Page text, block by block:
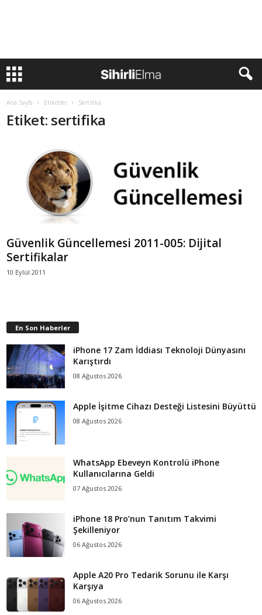
Ana Sayfa Etiketler Sertifika
Etiket: sertifika
Güvenlik Güncellemesi 2011-005: Dijital
Sertifikalar
10 Eylül 2011
En Son Haberler
iPhone 17 Zam İddiası Teknoloji Dünyasını
Karıştırdı
08 Ağustos 2026
Apple İşitme Cihazı Desteği Listesini Büyüttü
08 Ağustos 2026
WhatsApp Ebeveyn Kontrolü iPhone
Kullanıcılarına Geldi
07 Ağustos 2026
iPhone 18 Pro’nun Tanıtım Takvimi
Şekilleniyor
06 Ağustos 2026
Apple A20 Pro Tedarik Sorunu ile Karşı
Karşıya
06 Ağustos 2026